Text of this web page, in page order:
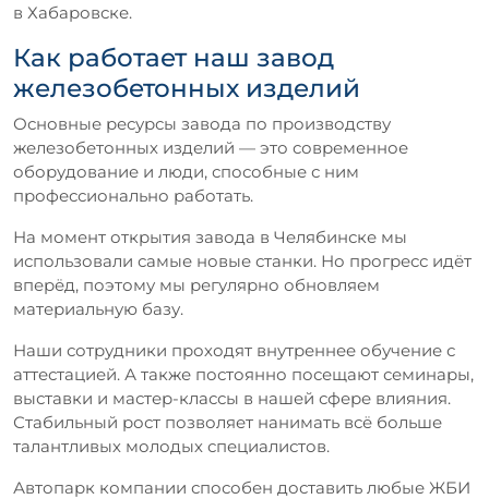
в Хабаровске.
Как работает наш завод
железобетонных изделий
Основные ресурсы завода по производству
железобетонных изделий — это современное
оборудование и люди, способные с ним
профессионально работать.
На момент открытия завода в Челябинске мы
использовали самые новые станки. Но прогресс идёт
вперёд, поэтому мы регулярно обновляем
материальную базу.
Наши сотрудники проходят внутреннее обучение с
аттестацией. А также постоянно посещают семинары,
выставки и мастер-классы в нашей сфере влияния.
Стабильный рост позволяет нанимать всё больше
талантливых молодых специалистов.
Автопарк компании способен доставить любые ЖБИ